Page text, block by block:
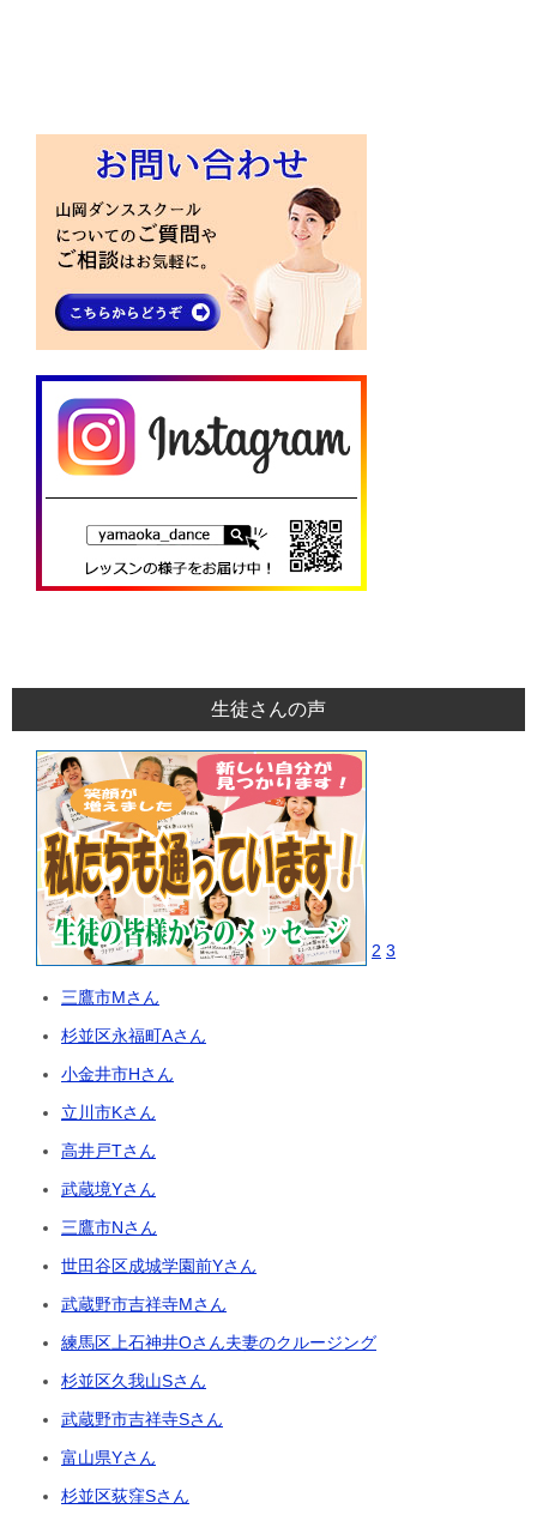
生徒さんの声
2 3
三鷹市Mさん
杉並区永福町Aさん
小金井市Hさん
立川市Kさん
高井戸Tさん
武蔵境Yさん
三鷹市Nさん
世田谷区成城学園前Yさん
武蔵野市吉祥寺Mさん
練馬区上石神井Oさん夫妻のクルージング
杉並区久我山Sさん
武蔵野市吉祥寺Sさん
富山県Yさん
杉並区荻窪Sさん